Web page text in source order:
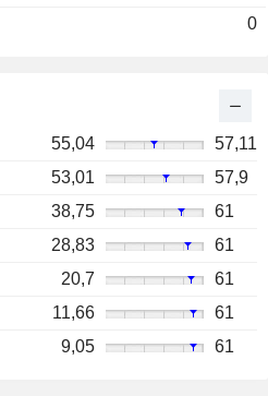
0
55,04
57,11
53,01
57,9
38,75
61
28,83
61
20,7
61
11,66
61
9,05 61